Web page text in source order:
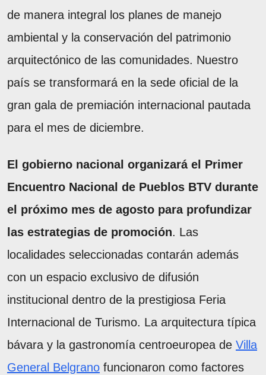
de manera integral los planes de manejo
ambiental y la conservación del patrimonio
arquitectónico de las comunidades. Nuestro
país se transformará en la sede oficial de la
gran gala de premiación internacional pautada
para el mes de diciembre.
El gobierno nacional organizará el Primer
Encuentro Nacional de Pueblos BTV durante
el próximo mes de agosto para profundizar
las estrategias de promoción. Las
localidades seleccionadas contarán además
con un espacio exclusivo de difusión
institucional dentro de la prestigiosa Feria
Internacional de Turismo. La arquitectura típica
bávara y la gastronomía centroeuropea de Villa
General Belgrano funcionaron como factores